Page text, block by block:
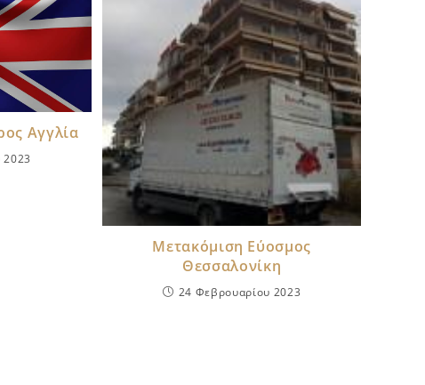
Αγγλία
Μετακόμιση Εύοσμος
Θεσσαλονίκη
24 Φεβρουαρίου 2023